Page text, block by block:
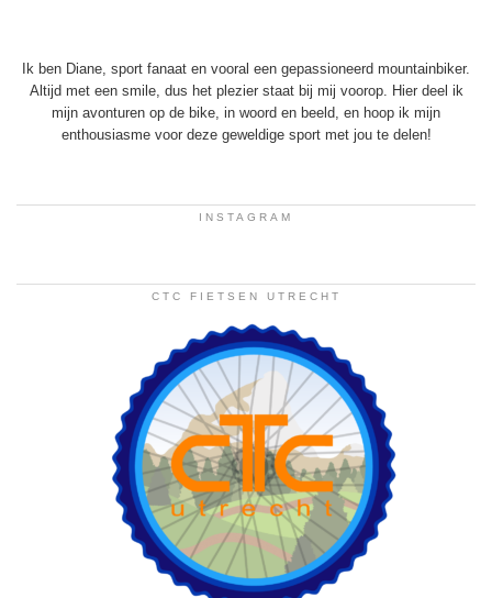
Ik ben Diane, sport fanaat en vooral een gepassioneerd mountainbiker.
Altijd met een smile, dus het plezier staat bij mij voorop. Hier deel ik
mijn avonturen op de bike, in woord en beeld, en hoop ik mijn
enthousiasme voor deze geweldige sport met jou te delen!
INSTAGRAM
CTC FIETSEN UTRECHT